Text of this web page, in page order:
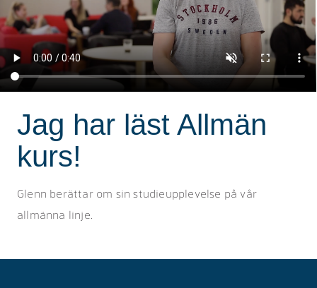
Jag har läst Allmän
kurs!
Glenn berättar om sin studieupplevelse på vår
allmänna linje.